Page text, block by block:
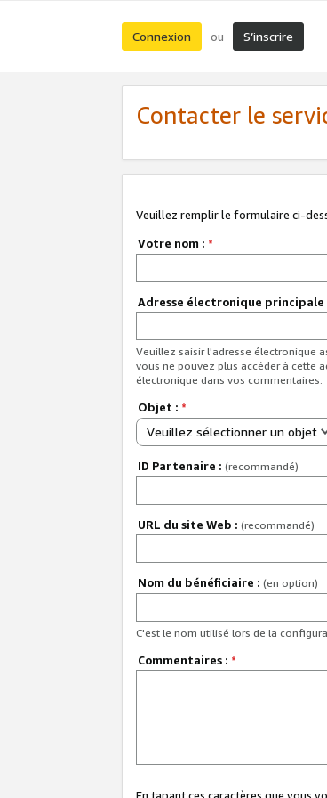
Connexion ou S’inscrire
Contacter le
Veuillez remplir le formulaire ci-
Votre nom : *
Adresse électronique principale
Veuillez saisir l'adresse électronique
vous ne pouvez plus accéder à cette
électronique dans vos commentaires.
Objet : *
Veuillez sélectionner un objet
ID Partenaire : (recommandé)
URL du site Web : (recommandé)
Nom du bénéficiaire : (en option)
C'est le nom utilisé lors de la
Commentaires : *